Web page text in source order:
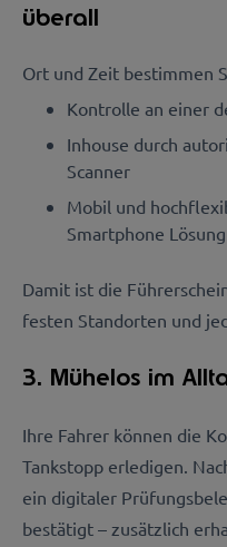
überall
Ort und Zeit bestimmen
Kontrolle an einer
Inhouse durch
Scanner
Mobil und
Smartphone
Damit ist die
festen Standorten und
3. Mühelos im
Ihre Fahrer können die
Tankstopp erledigen.
ein digitaler
bestätigt – zusätzlich